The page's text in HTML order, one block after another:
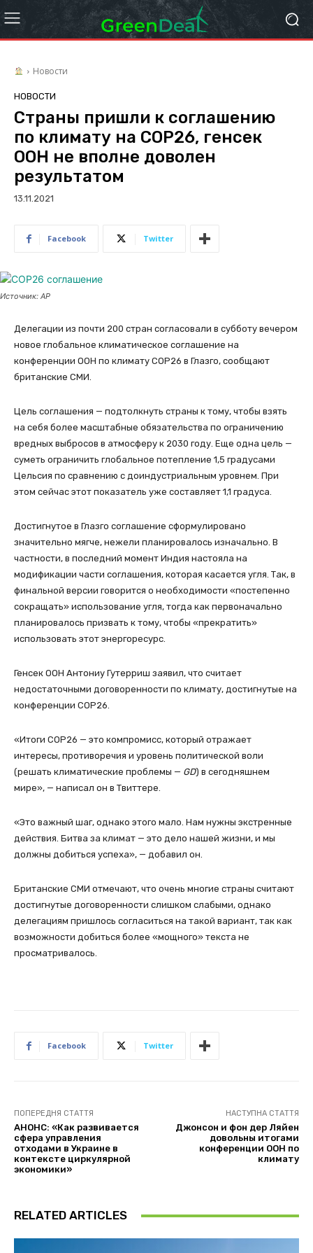
Новости
НОВОСТИ
Страны пришли к соглашению
по климату на COP26, генсек
ООН не вполне доволен
результатом
13.11.2021
Facebook Twitter
Источник: AP
Делегации из почти 200 стран согласовали в субботу вечером
новое глобальное климатическое соглашение на
конференции ООН по климату CОР26 в Глазго, сообщают
британские СМИ.
Цель соглашения — подтолкнуть страны к тому, чтобы взять
на себя более масштабные обязательства по ограничению
вредных выбросов в атмосферу к 2030 году. Еще одна цель —
суметь ограничить глобальное потепление 1,5 градусами
Цельсия по сравнению с доиндустриальным уровнем. При
этом сейчас этот показатель уже составляет 1,1 градуса.
Достигнутое в Глазго соглашение сформулировано
значительно мягче, нежели планировалось изначально. В
частности, в последний момент Индия настояла на
модификации части соглашения, которая касается угля. Так, в
финальной версии говорится о необходимости «постепенно
сокращать» использование угля, тогда как первоначально
планировалось призвать к тому, чтобы «прекратить»
использовать этот энергоресурс.
Генсек ООН Антониу Гутерриш заявил, что считает
недостаточными договоренности по климату, достигнутые на
конференции COP26.
«Итоги COP26 — это компромисс, который отражает
интересы, противоречия и уровень политической воли
(решать климатические проблемы — GD) в сегодняшнем
мире», — написал он в Твиттере.
«Это важный шаг, однако этого мало. Нам нужны экстренные
действия. Битва за климат — это дело нашей жизни, и мы
должны добиться успеха», — добавил он.
Британские СМИ отмечают, что очень многие страны считают
достигнутые договоренности слишком слабыми, однако
делегациям пришлось согласиться на такой вариант, так как
возможности добиться более «мощного» текста не
просматривалось.
Facebook Twitter
ПОПЕРЕДНЯ СТАТТЯ
АНОНС: «Как развивается
сфера управления
отходами в Украине в
контексте циркулярной
экономики»
НАСТУПНА СТАТТЯ
Джонсон и фон дер Ляйен
довольны итогами
конференции ООН по
климату
RELATED ARTICLES